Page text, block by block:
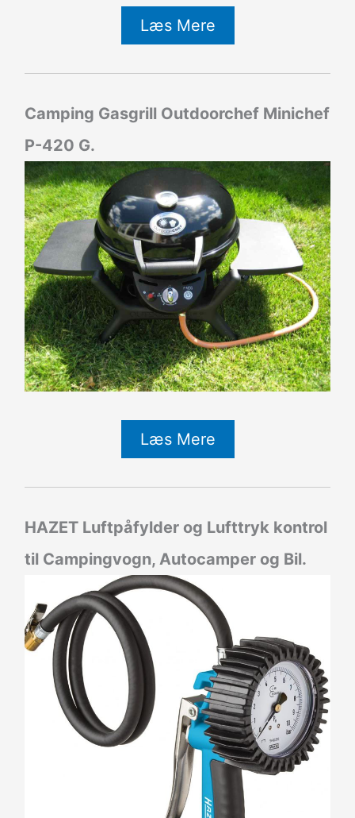
Læs Mere
Camping Gasgrill Outdoorchef Minichef
P-420 G.
Læs Mere
HAZET Luftpåfylder og Lufttryk kontrol
til Campingvogn, Autocamper og Bil.